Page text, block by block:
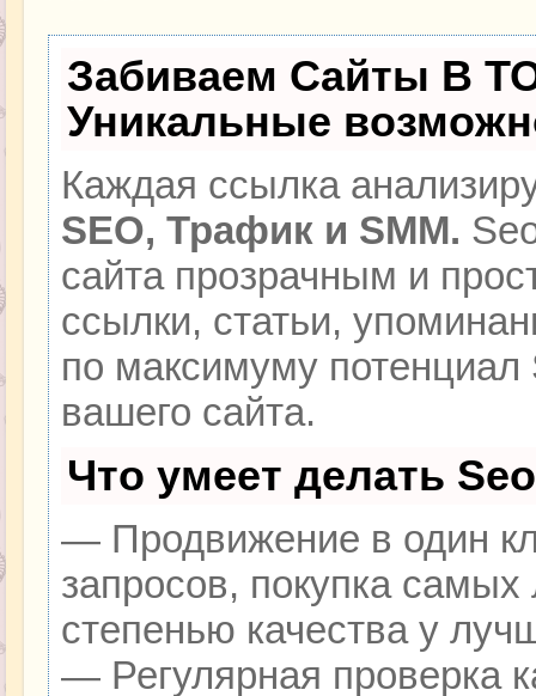
Забиваем Сайты В
Уникальные
Каждая ссылка
SEO, Трафик и SMM.
сайта прозрачным и
ссылки, статьи,
по максимуму
вашего сайта.
Что умеет делать
— Продвижение в один
запросов, покупка
степенью качества у
— Регулярная проверка